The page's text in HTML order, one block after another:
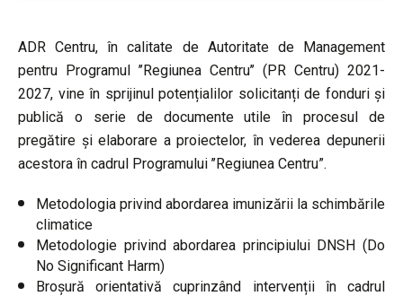
ADR Centru, în calitate de Autoritate de Management
pentru Programul ’’Regiunea Centru’’ (PR Centru) 2021-
2027, vine în sprijinul potențialilor solicitanți de fonduri și
publică o serie de documente utile în procesul de
pregătire și elaborare a proiectelor, în vederea depunerii
acestora în cadrul Programului ’’Regiunea Centru”.
Metodologia privind abordarea imunizării la schimbările
climatice
Metodologie privind abordarea principiului DNSH (Do
No Significant Harm)
Broșură orientativă cuprinzând intervenții în cadrul